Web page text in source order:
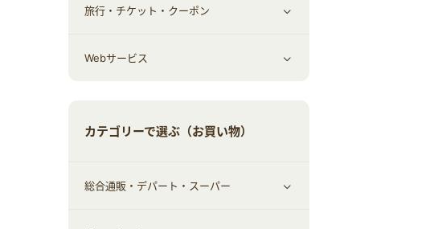
エコ・エネルギー
車情報・カーシェア・レンタル
仕事・転職
オフィス・文具
すべて見る
ゲーム・趣味
旅行・チケット・クーポン
すべて見る
Webサービス
カテゴリーで選ぶ（お買い物）
総合通販・デパート・スーパー